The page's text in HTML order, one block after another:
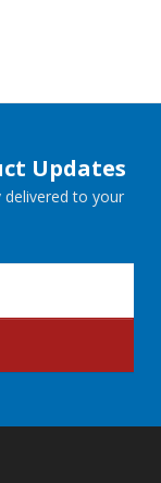
Updates
to your